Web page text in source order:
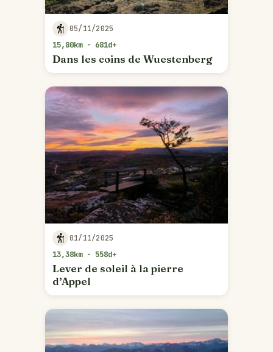
05/11/2025
15,80km - 681d+
Dans les coins de Wuestenberg
01/11/2025
13,38km - 558d+
Lever de soleil à la pierre
d’Appel